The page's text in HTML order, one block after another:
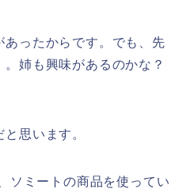
ったからです。でも、先
姉も興味があるのかな？
思います。
ソミートの商品を使ってい